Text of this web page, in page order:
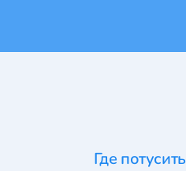
Где потусить